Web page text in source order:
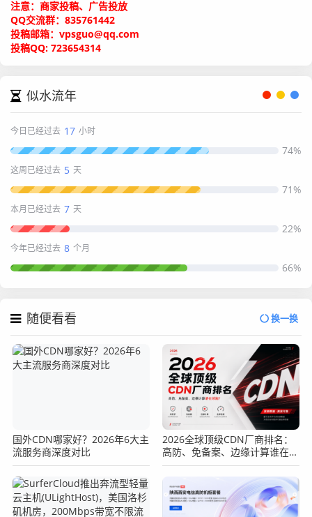
注意：商家投稿、广告投放
QQ交流群：835761442
投稿邮箱：vpsguo@qq.com
投稿QQ: 723654314
似水流年
今日已经过去 17 小时
74%
这周已经过去 5 天
71%
本月已经过去 7 天
22%
今年已经过去 8 个月
66%
随便看看 换一换
国外CDN哪家好？2026年6大主
流服务商深度对比
2026全球顶级CDN厂商排名：
高防、免备案、边缘计算谁在领
跑？